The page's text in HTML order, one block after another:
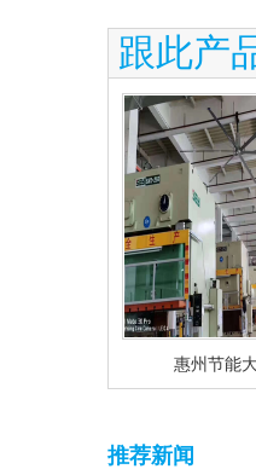
跟此产
惠州节能
推荐新闻